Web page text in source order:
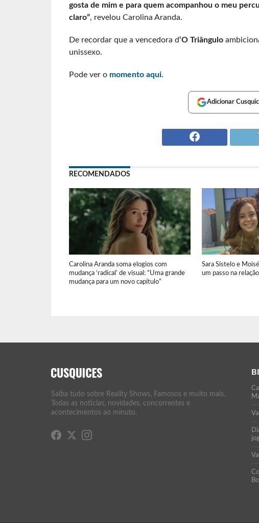
gosta de mim e para quem acompanhou o meu
claro”, revelou Carolina Aranda.
De recordar que a vencedora d‘O Triângulo
unissexo.
Pode ver o momento aqui.
Adicionar
RECOMENDADOS
Carolina Aranda soma elogios com
mudança ‘radical’ de visual: “Uma grande
mudança para um novo capítulo”
Sara Sistelo e
um passo na
Saiba tudo sobre Reality Shows, Famosos e muito mais.
Todas as notícias, novidades, concorrentes e
acontecimentos ao minuto.